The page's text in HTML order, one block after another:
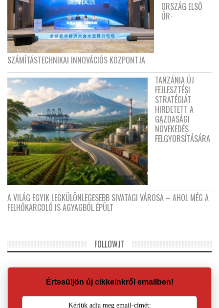
ORSZÁG ELSŐ
ŰR-
SZÁMÍTÁSTECHNIKAI INNOVÁCIÓS KÖZPONTJA
TANZÁNIA ÚJ
FEJLESZTÉSI
STRATÉGIÁT
HIRDETETT A
GAZDASÁGI
NÖVEKEDÉS
FELGYORSÍTÁSÁRA
A VILÁG EGYIK LEGKÜLÖNLEGESEBB SIVATAGI VÁROSA – AHOL MÉG A
FELHŐKARCOLÓ IS AGYAGBÓL ÉPÜLT
FOLLOW.IT
Értesüljön új cikkeinkről emailben!